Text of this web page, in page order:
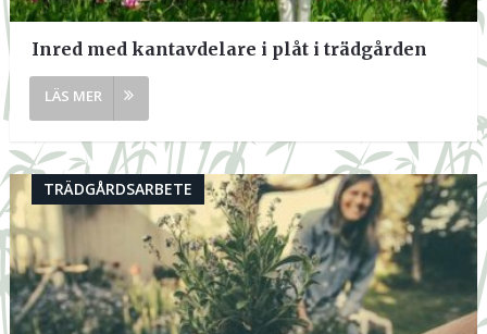
Inred med kantavdelare i plåt i trädgården
TRÄDGÅRDSARBETE